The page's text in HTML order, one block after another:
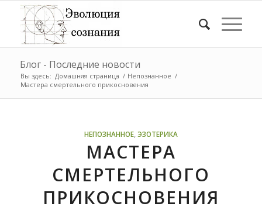
Блог - Последние новости
Вы здесь: Домашняя страница / Непознанное /
Мастера смертельного прикосновения
НЕПОЗНАННОЕ, ЭЗОТЕРИКА
МАСТЕРА
СМЕРТЕЛЬНОГО
ПРИКОСНОВЕНИЯ